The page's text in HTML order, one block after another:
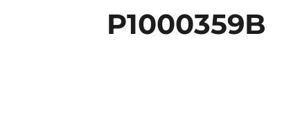
P1000359B